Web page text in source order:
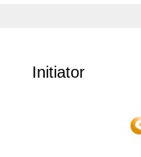
Initiator